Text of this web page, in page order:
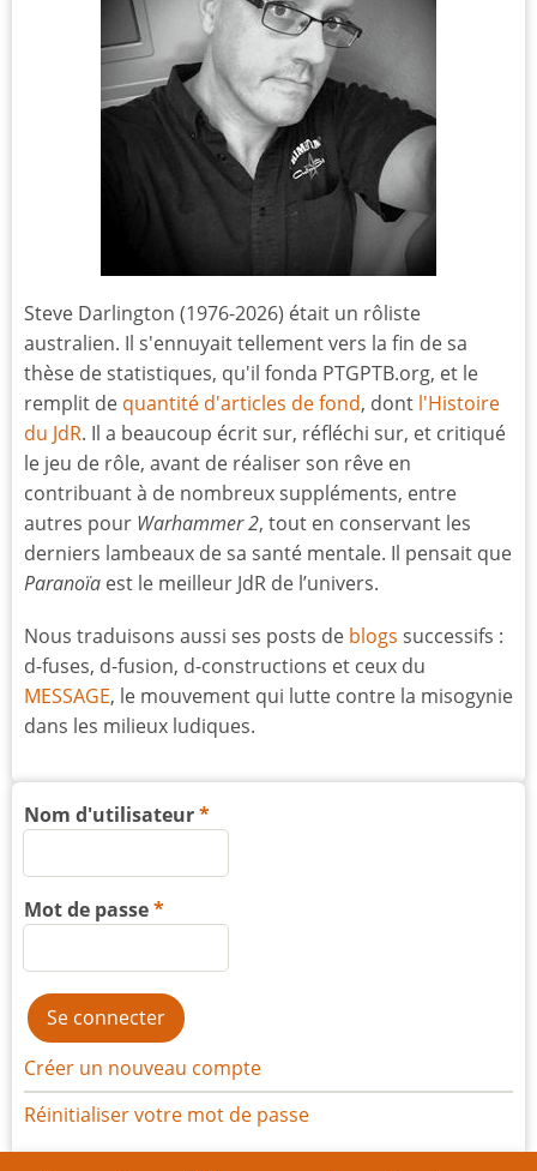
Steve Darlington (1976-2026) était un rôliste
australien. Il s'ennuyait tellement vers la fin de sa
thèse de statistiques, qu'il fonda PTGPTB.org, et le
remplit de quantité d'articles de fond, dont l'Histoire
du JdR. Il a beaucoup écrit sur, réfléchi sur, et critiqué
le jeu de rôle, avant de réaliser son rêve en
contribuant à de nombreux suppléments, entre
autres pour Warhammer 2, tout en conservant les
derniers lambeaux de sa santé mentale. Il pensait que
Paranoïa est le meilleur JdR de l’univers.
Nous traduisons aussi ses posts de blogs successifs :
d-fuses, d-fusion, d-constructions et ceux du
MESSAGE, le mouvement qui lutte contre la misogynie
dans les milieux ludiques.
Nom d'utilisateur
Mot de passe
Créer un nouveau compte
Réinitialiser votre mot de passe